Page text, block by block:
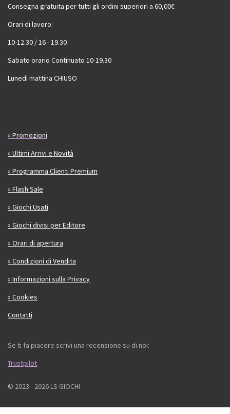
Consegna gratuita per tutti gli ordini superiori a 60,00€
Orari di lavoro:
10-12.30 / 16 - 19.30
Sabato orario Continuato 10-19.30
Lunedi mattina CHIUSO
» Promozioni
» Ultimi Arrivi e Novità
» Programma Clienti Premium
» Flash Sale
» Giochi Usati
» Giochi divisi per Editore
» Orari di apertura
» Condizioni di Vendita
» Informazioni sulla Privacy
» Cookies
Contatti
Se ti fa piacere scrivi una recensione su di noi:
Trustpilot
© 2023 - 2026 LS GIOCHI